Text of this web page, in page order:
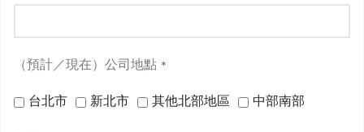
（預計／現在）公司地點 *
台北市 新北市 其他北部地區 中部南部